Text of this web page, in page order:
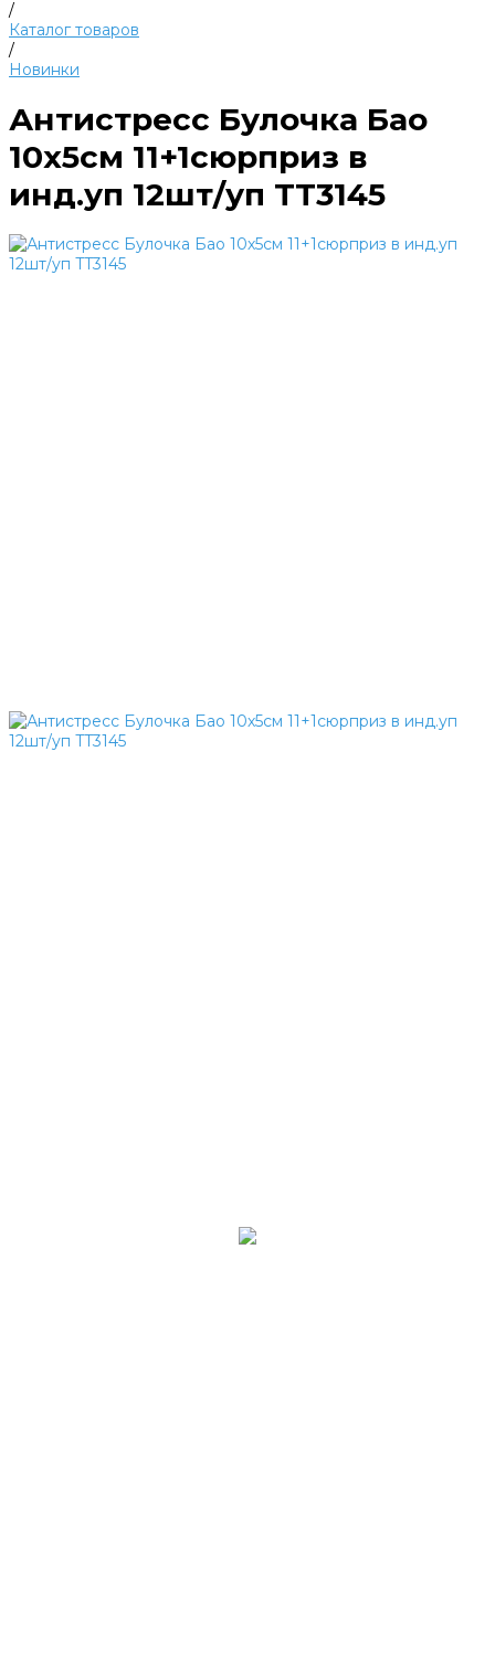
/
Каталог товаров
/
Новинки
Антистресс Булочка Бао
10х5см 11+1сюрприз в
инд.уп 12шт/уп TT3145